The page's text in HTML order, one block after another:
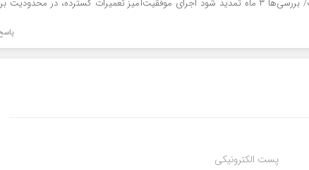
عمل نکرد اعتراض انجمن فولاد به محدودیت‌های صادراتی اخیر وزارت صمت/ بررسی‌ها ۳ ماه تمدید شود اجرای موفقیت‌آمیز تعمیرات گسترده، در
پست الکترونیکی